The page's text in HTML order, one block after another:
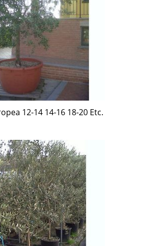
12-14 14-16 18-20 Etc.